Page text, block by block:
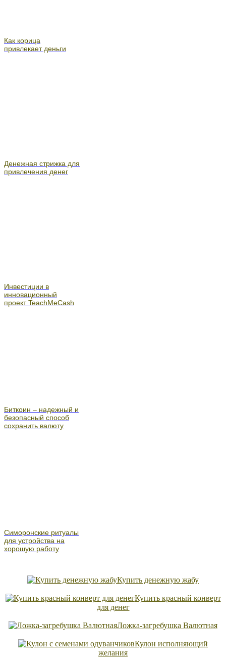
Как корица
привлекает деньги
Денежная стрижка для
привлечения денег
Инвестиции в
инновационный
проект TeachMeCash
Биткоин – надежный и
безопасный способ
сохранить валюту
Симоронские ритуалы
для устройства на
хорошую работу
Купить денежную жабу
Купить красный конверт
для денег
Ложка-загребушка Валютная
Кулон исполняющий
желания